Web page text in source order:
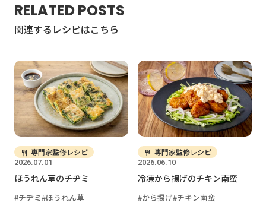
RELATED POSTS
関連するレシピはこちら
2026.07.01
専門家監修レシピ
ほうれん草のチヂミ
チヂミ ほうれん草
2026.06.10
専門家監修レシピ
冷凍から揚げのチキン南蛮
から揚げ チキン南蛮